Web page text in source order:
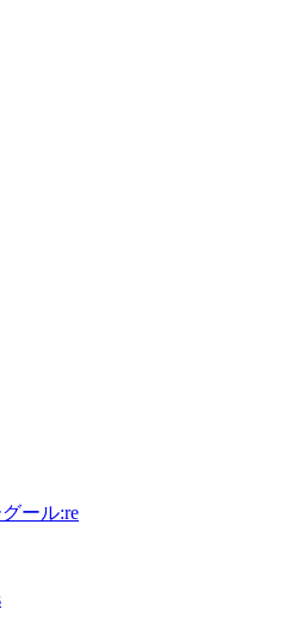
ール:re